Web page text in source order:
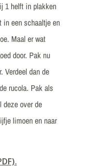
1 helft in plakken
in een schaaltje en
Maal er wat
door. Pak nu
Verdeel dan de
rucola. Pak als
deze over de
limoen en naar